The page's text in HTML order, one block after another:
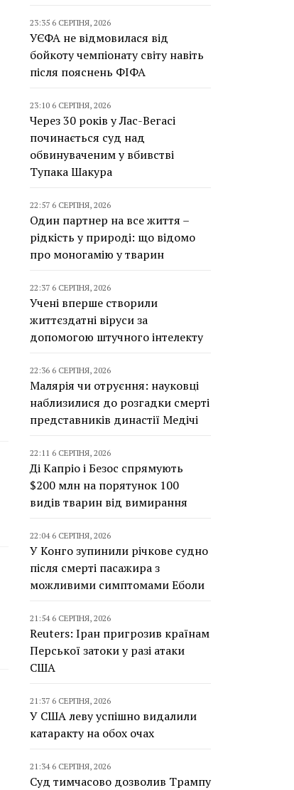
23:35 6 СЕРПНЯ, 2026
УЄФА не відмовилася від
бойкоту чемпіонату світу навіть
після пояснень ФІФА
23:10 6 СЕРПНЯ, 2026
Через 30 років у Лас-Вегасі
починається суд над
обвинуваченим у вбивстві
Тупака Шакура
22:57 6 СЕРПНЯ, 2026
Один партнер на все життя –
рідкість у природі: що відомо
про моногамію у тварин
22:37 6 СЕРПНЯ, 2026
Учені вперше створили
життєздатні віруси за
допомогою штучного інтелекту
22:36 6 СЕРПНЯ, 2026
Малярія чи отруєння: науковці
наблизилися до розгадки смерті
представників династії Медічі
22:11 6 СЕРПНЯ, 2026
Ді Капріо і Безос спрямують
$200 млн на порятунок 100
видів тварин від вимирання
22:04 6 СЕРПНЯ, 2026
У Конго зупинили річкове судно
після смерті пасажира з
можливими симптомами Еболи
21:54 6 СЕРПНЯ, 2026
Reuters: Іран пригрозив країнам
Перської затоки у разі атаки
США
21:37 6 СЕРПНЯ, 2026
У США леву успішно видалили
катаракту на обох очах
21:34 6 СЕРПНЯ, 2026
Суд тимчасово дозволив Трампу